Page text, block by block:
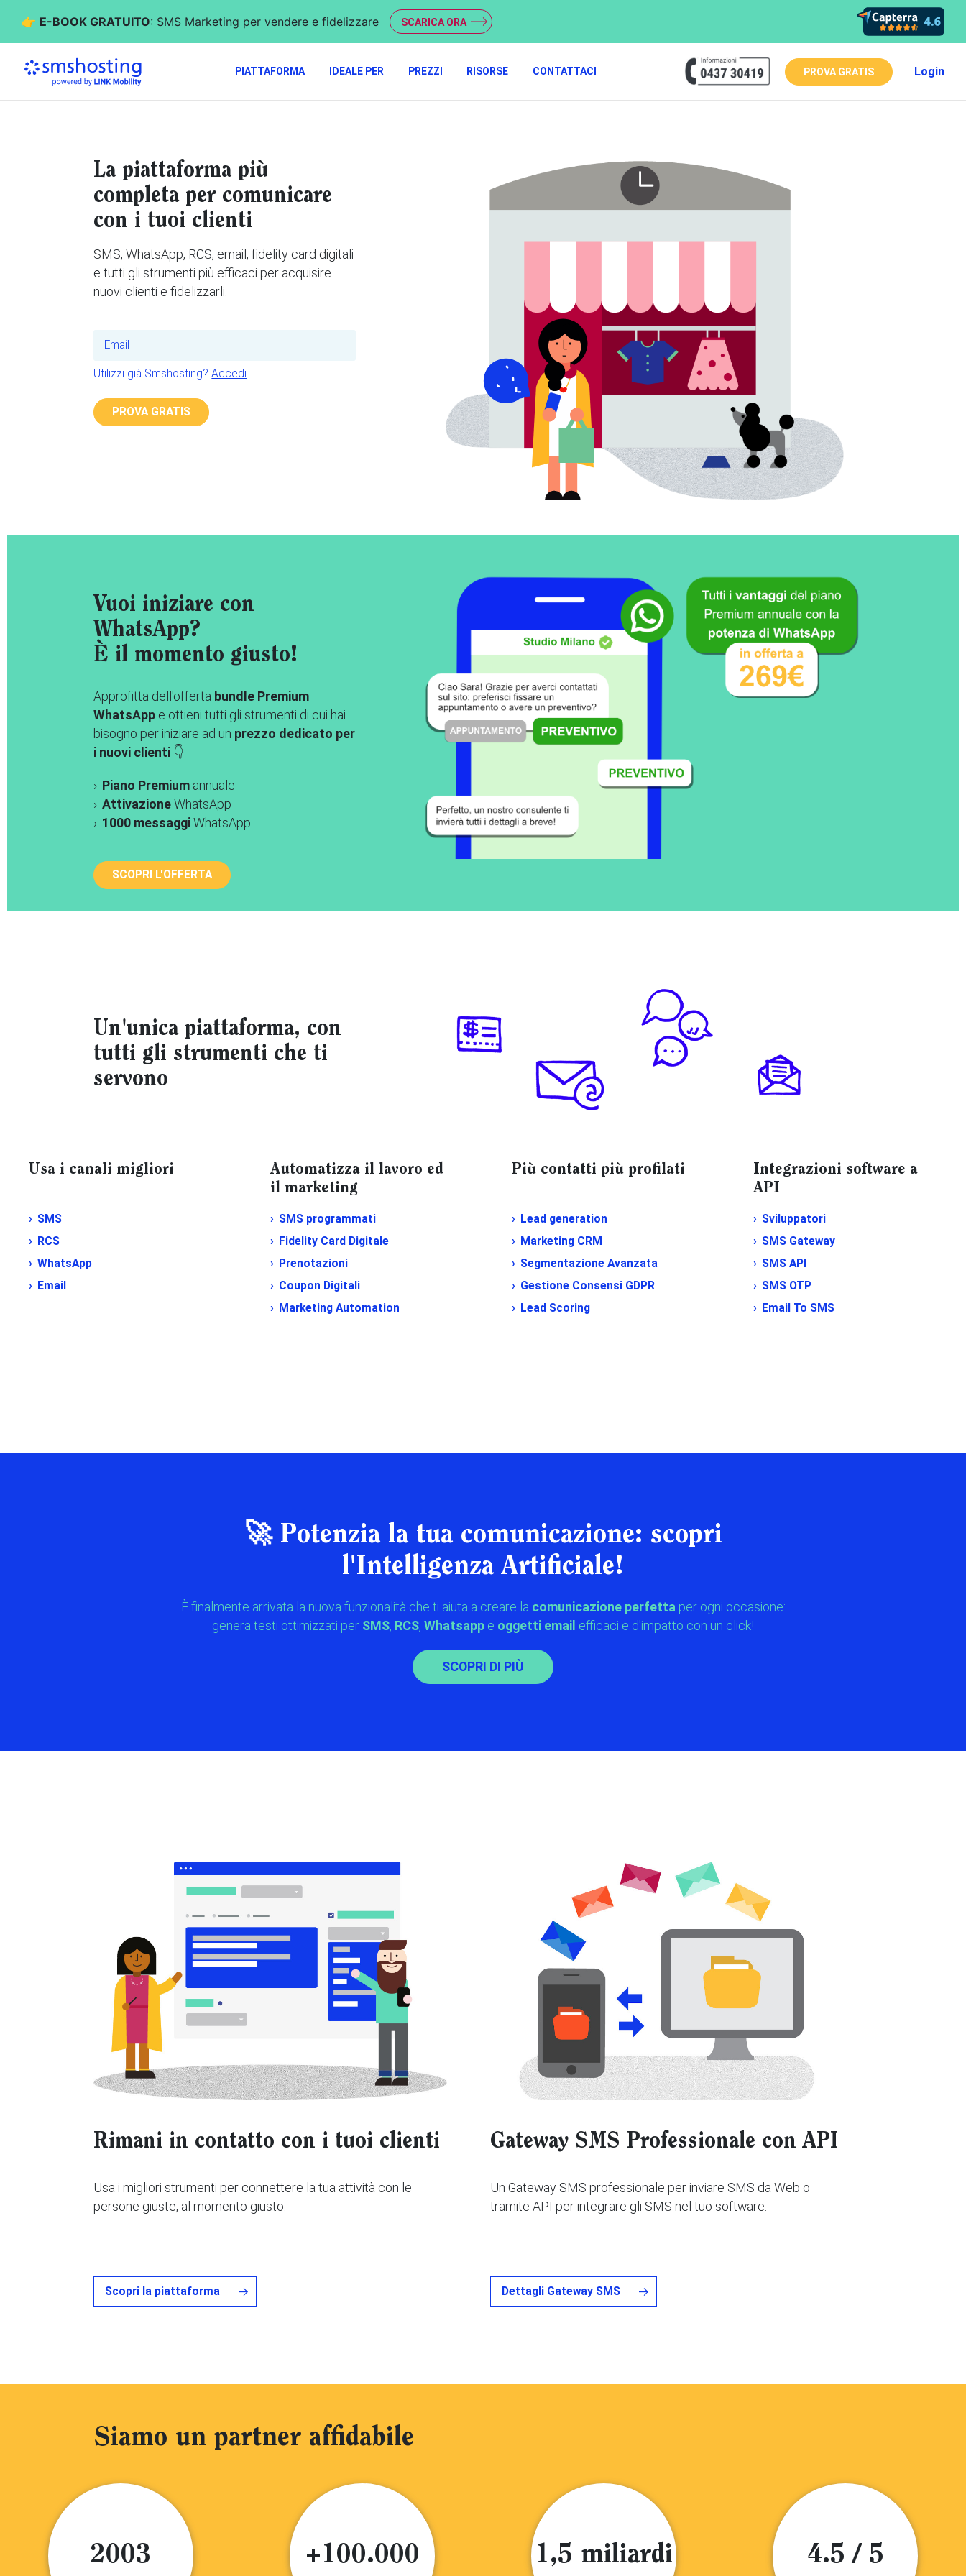
👉 E-BOOK GRATUITO: SMS Marketing per vendere e fidelizzare SCARICA ORA
PIATTAFORMA IDEALE PER PREZZI RISORSE CONTATTACI PROVA GRATIS Login
La piattaforma più
completa per comunicare
con i tuoi clienti
SMS, WhatsApp, RCS, email, fidelity card digitali
e tutti gli strumenti più efficaci per acquisire
nuovi clienti e fidelizzarli.
Utilizzi già Smshosting?Accedi
PROVA GRATIS
Vuoi iniziare con
WhatsApp?
È il momento giusto!
Approfitta dell'offerta bundle Premium
WhatsApp e ottieni tutti gli strumenti di cui hai
bisogno per iniziare ad un prezzo dedicato per
i nuovi clienti 👇
Piano Premium annuale
AttivazioneWhatsApp
1000 messaggiWhatsApp
SCOPRI L'OFFERTA
Un'unica piattaforma, con
tutti gli strumenti che ti
servono
Usa i canali migliori
SMS
RCS
WhatsApp
Email
Automatizza il lavoro ed
il marketing
SMS programmati
Fidelity Card Digitale
Prenotazioni
Coupon Digitali
Marketing Automation
Più contatti più profilati
Lead generation
Marketing CRM
Segmentazione Avanzata
Gestione Consensi GDPR
Lead Scoring
Integrazioni software a
API
Sviluppatori
SMS Gateway
SMS API
SMS OTP
Email To SMS
🚀 Potenzia la tua comunicazione: scopri
l'Intelligenza Artificiale!
È finalmente arrivata la nuova funzionalità che ti aiuta a creare la comunicazione perfetta per ogni occasione:
genera testi ottimizzati per SMS, RCS, Whatsapp e oggetti email efficaci e d'impatto con un click!
SCOPRI DI PIÙ
Rimani in contatto con i tuoi clienti
Usa i migliori strumenti per connettere la tua attività con le
persone giuste, al momento giusto.
Scopri la piattaforma
Gateway SMS Professionale con API
Un Gateway SMS professionale per inviare SMS da Web o
tramite API per integrare gli SMS nel tuo software.
Dettagli Gateway SMS
Siamo un partner affidabile
2003 +100.000 1,5 miliardi 4.5 / 5